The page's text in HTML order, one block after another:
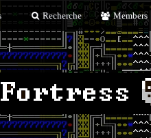
Recherche Members